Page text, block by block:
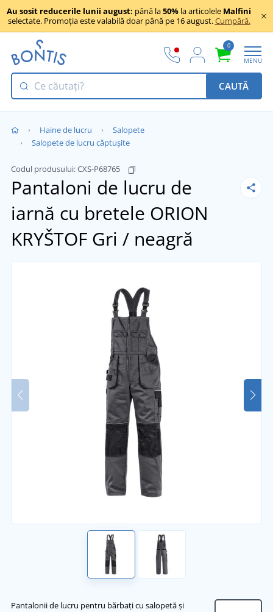
Au sosit reducerile lunii august: până la50% la articolele Malfini
selectate. Promoția este valabilă doar până pe 16 august.Cumpără.
0
MENU
CAUTĂ
Haine de lucru
Salopete
Salopete de lucru căptușite
Codul produsului:CXS-P68765
Pantaloni de lucru de
iarnă cu bretele ORION
KRYŠTOF Gri / neagră
Pantalonii de lucru pentru bărbați cu salopetă și